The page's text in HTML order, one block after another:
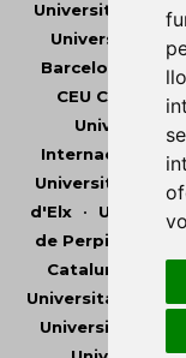
Universitat Abat
Universitat
Barcelona
CEU Cardenal
Universitat
Internacional de
Universitat de
d'Elx•
de Perpinyà Via
Catalunya
Universitat
Universitat